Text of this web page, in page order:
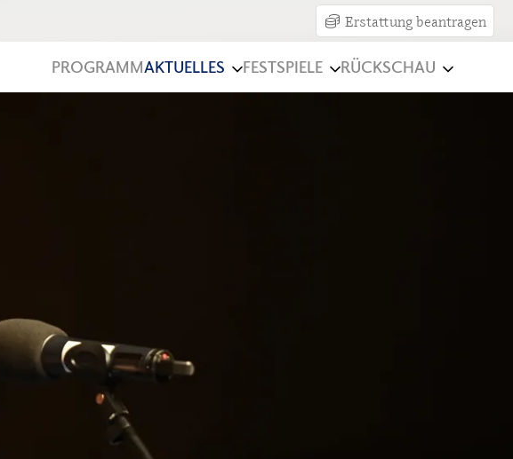
Erstattung beantragen
PROGRAMMAKTUELLES FESTSPIELE RÜCKSCHAU